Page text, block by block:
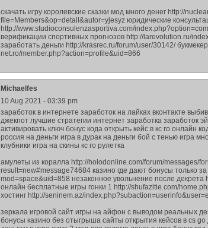
скачать игру королевские сказки мод много денег http://
file=Members&op=detail&autor=yjesyz юридические
http://www.studioconsulenzasportiva.com/
верификации спортивных прогнозов http://larevolution.ru/
заработать деньги http://krasrec.ru/forum/user/30142/
net.ro/member.php?action=profile&uid=866
Michaelfes
10 Aug 2021 - 03:39 pm
заработок в интернете заработок на лайках вконтакте
джекпот лучшие стратегии интернет заработка заработок
активировать ключ бонус кода открыть кейс в кс го онлайн
россия на деньги игра в дурак на деньги бой с тенью игра
клубники игра на скины кс го рулетка
амулеты из коралла http://holodonline.com/forum/messages/
result=new#message74684 казино где дают бонусы только
mod=space&uid=858 незаконное увольнение после
онлайн бесплатные игры гонки 1 http://shufazitie.com/
хостинг http://seninem.az/
зеркала игровой сайт игры на айфон с выводом реальных
бонусы казино без отыгрыша сайты открытия кейсов в cs